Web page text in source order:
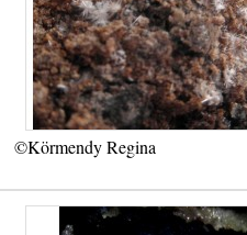
©Körmendy Regina